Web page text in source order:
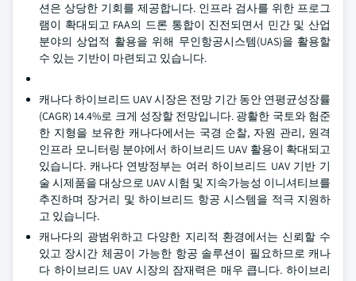
션은 상당한 기회를 제공합니다. 인프라 검사를 위한 프로그
램이 확대되고 FAA의 드론 통합이 진전되면서 민간 및 산업
분야의 상업적 활용을 위해 무인항공시스템(UAS)을 활용할
수 있는 기반이 마련되고 있습니다.
캐나다 하이브리드 UAV 시장은 전망 기간 동안 연평균성장률
(CAGR) 14.4%로 크게 성장할 전망입니다. 광활한 국토와 험준
한 지형을 보유한 캐나다에서는 국경 순찰, 자원 관리, 원격
인프라 모니터링 분야에서 하이브리드 UAV 활용이 확대되고
있습니다. 캐나다 연방정부는 여러 하이브리드 UAV 기반 기
술 시제품을 대상으로 UAV 시험 및 지속가능성 이니셔티브를
추진하며 장거리 및 하이브리드 항공 시스템을 적극 지원하
고 있습니다.
캐나다의 광범위하고 다양한 지리적 환경에서는 신뢰할 수
있고 장시간 체공이 가능한 항공 솔루션이 필요하므로 캐나
다 하이브리드 UAV 시장의 잠재력은 매우 큽니다. 하이브리